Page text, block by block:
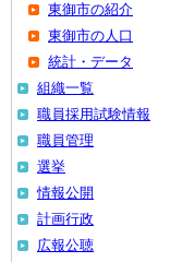
東御市の紹介
東御市の人口
統計・データ
組織一覧
職員採用試験情報
職員管理
選挙
情報公開
計画行政
広報公聴